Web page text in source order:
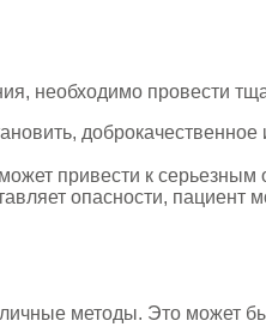
необходимо провести
привести к
опасности, пациент
методы. Это может